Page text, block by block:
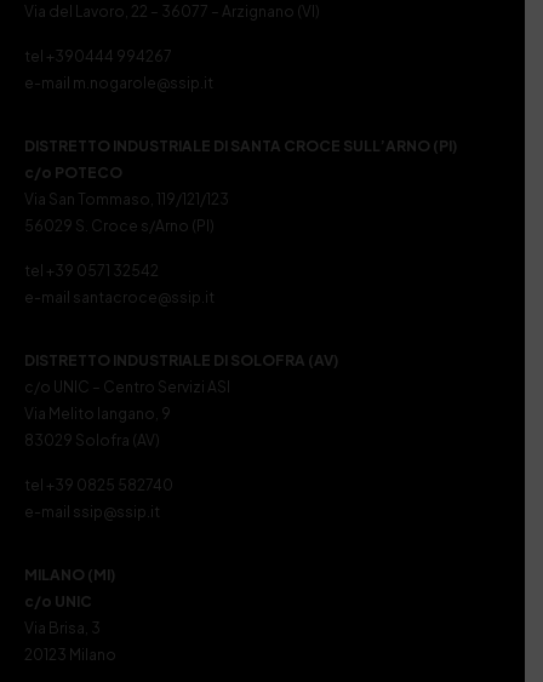
Via del Lavoro, 22 – 36077 – Arzignano (VI)
tel +390444 994267
e-mail m.nogarole@ssip.it
DISTRETTO INDUSTRIALE DI SANTA CROCE SULL’ARNO (PI)
c/o POTECO
Via San Tommaso, 119/121/123
56029 S. Croce s/Arno (PI)
tel +39 0571 32542
e-mail santacroce@ssip.it
DISTRETTO INDUSTRIALE DI SOLOFRA (AV)
c/o UNIC – Centro Servizi ASI
Via Melito Iangano, 9
83029 Solofra (AV)
tel +39 0825 582740
e-mail ssip@ssip.it
MILANO (MI)
c/o UNIC
Via Brisa, 3
20123 Milano